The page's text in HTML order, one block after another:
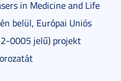
in Medicine and Life
belül, Európai Uniós
0005 jelű) projekt